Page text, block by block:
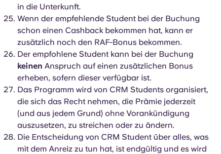
in die Unterkunft.
Wenn der empfehlende Student bei der Buchung
schon einen Cashback bekommen hat, kann er
zusätzlich noch den RAF-Bonus bekommen.
Der empfohlene Student kann bei der Buchung
keinen Anspruch auf einen zusätzlichen Bonus
erheben, sofern dieser verfügbar ist.
Das Programm wird von CRM Students organisiert,
die sich das Recht nehmen, die Prämie jederzeit
(und aus jedem Grund) ohne Vorankündigung
auszusetzen, zu streichen oder zu ändern.
Die Entscheidung von CRM Student über alles, was
mit dem Anreiz zu tun hat, ist endgültig und es wird